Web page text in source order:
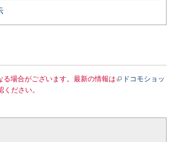
る場合がございます。最新の情報は
ドコモショッ
ください。